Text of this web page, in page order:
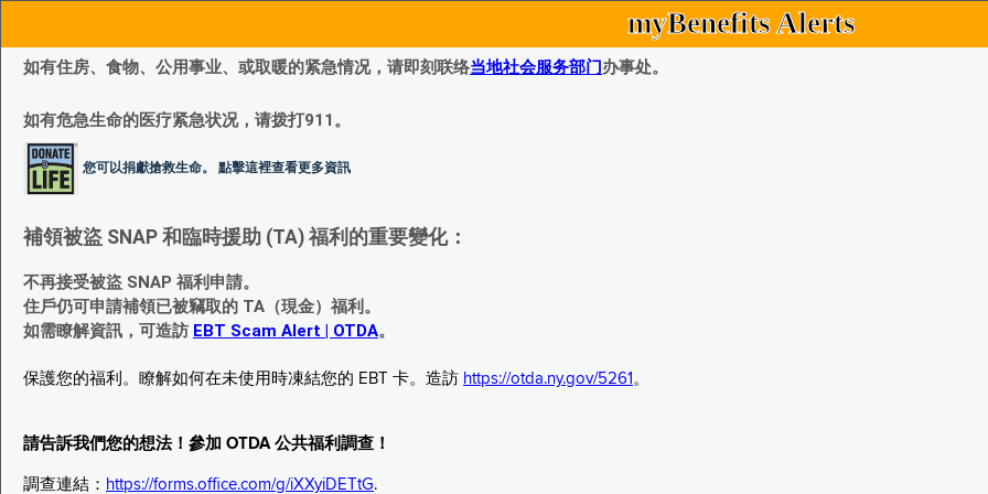
myBenefits Alerts
如有住房、食物、公用事业、或取暖的紧急情况，请即刻联络当地社会服务部门办事处。
如有危急生命的医疗紧急状况，请拨打911。
您可以捐獻搶救生命。 點擊這裡查看更多資訊
補領被盜 SNAP 和臨時援助 (TA) 福利的重要變化：
不再接受被盜 SNAP 福利申請。
住戶仍可申請補領已被竊取的 TA（現金）福利。
如需瞭解資訊，可造訪 EBT Scam Alert | OTDA。
保護您的福利。瞭解如何在未使用時凍結您的 EBT 卡。造訪 https://otda.ny.gov/5261 。
請告訴我們您的想法！參加 OTDA 公共福利調查！
調查連結： https://forms.office.com/g/iXXyiDETtG.